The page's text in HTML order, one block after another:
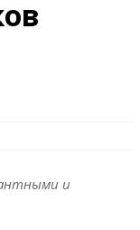
и